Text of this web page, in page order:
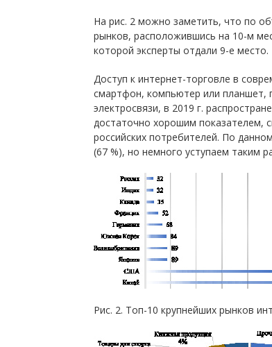
На рис. 2 можно заметить, что по
рынков, расположившись на 10-м
которой эксперты отдали 9-е место.
Доступ к интернет-торговле в
смартфон, компьютер или планшет,
электросвязи, в 2019 г.
достаточно хорошим показателем,
российских потребителей. По
(67 %), но немного уступаем таким
Рис. 2. Топ-10 крупнейших рынков